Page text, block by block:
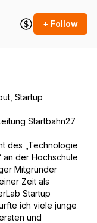
+ Follow
Startup
Startbahn27
des „Technologie
an der Hochschule
Mitgründer
Zeit als
Startup
ich viele junge
und